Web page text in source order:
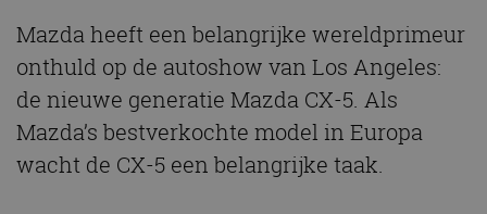
Automerken
Adverteren
Contact
MotorRAI.nl
Mazda heeft een belangrijke wereldprimeur
onthuld op de autoshow van Los Angeles:
de nieuwe generatie Mazda CX-5. Als
Mazda’s bestverkochte model in Europa
wacht de CX-5 een belangrijke taak.